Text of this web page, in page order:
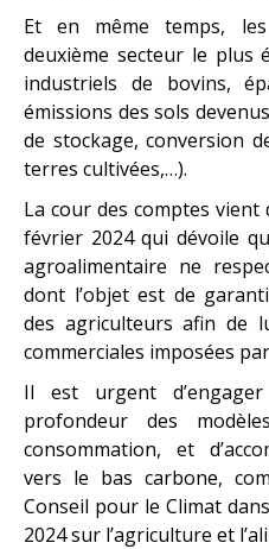
Et en même temps,
deuxième secteur le plus
industriels de bovins,
émissions des sols
de stockage, conversion
terres cultivées,…).
La cour des comptes
février 2024 qui dévoile
agroalimentaire ne
dont l’objet est de
des agriculteurs afin de
commerciales imposées
Il est urgent
profondeur des
consommation, et
vers le bas carbone,
Conseil pour le Climat
2024 sur l’agriculture et